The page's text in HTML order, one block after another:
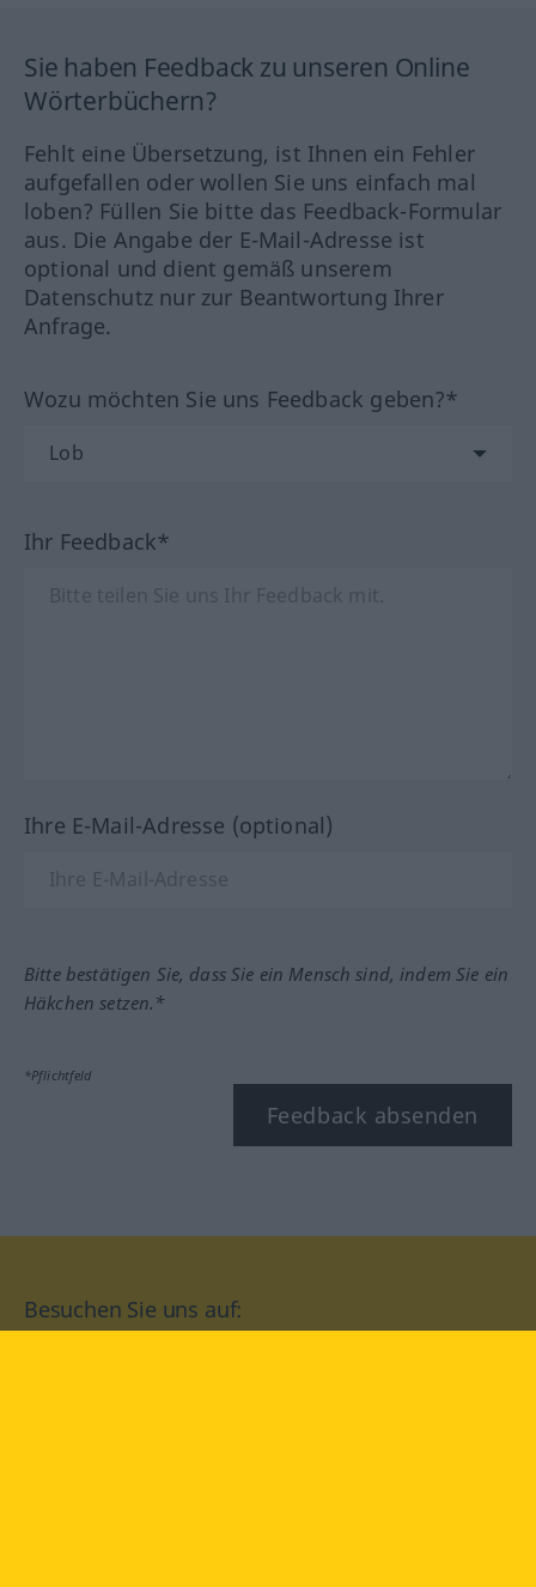
Sie haben Feedback zu unseren Online
Wörterbüchern?
Fehlt eine Übersetzung, ist Ihnen ein Fehler
aufgefallen oder wollen Sie uns einfach mal
loben? Füllen Sie bitte das Feedback-Formular
aus. Die Angabe der E-Mail-Adresse ist
optional und dient gemäß unserem
Datenschutz nur zur Beantwortung Ihrer
Anfrage.
Wozu möchten Sie uns Feedback geben?*
Ihr Feedback*
Ihre E-Mail-Adresse (optional)
Bitte bestätigen Sie, dass Sie ein Mensch sind, indem Sie ein
Häkchen setzen.*
*Pflichtfeld
Feedback absenden
Besuchen Sie uns auf: